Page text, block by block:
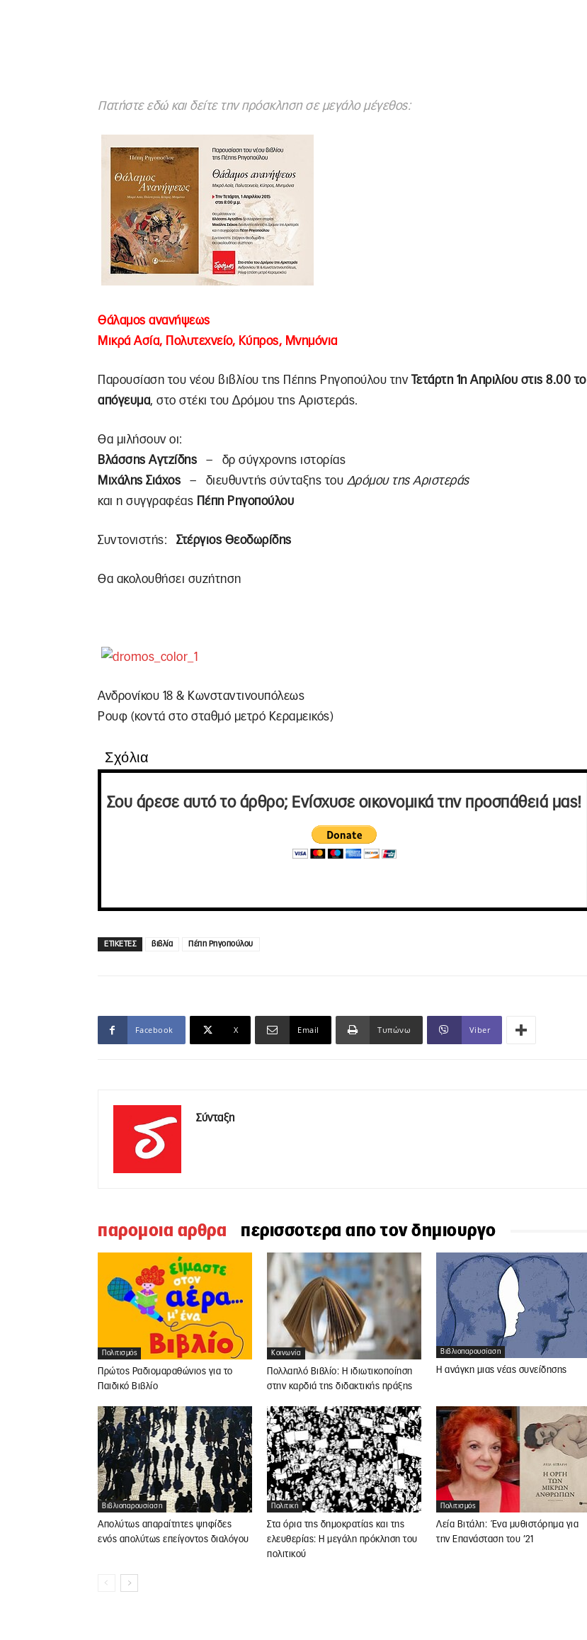
Πατήστε εδώ και δείτε την πρόσκληση σε μεγάλο μέγεθος:
Θάλαμος ανανήψεως
Μικρά Ασία, Πολυτεχνείο, Κύπρος, Μνημόνια
Παρουσίαση του νέου βιβλίου της Πέπης Ρηγοπούλου την Τετάρτη 1η Απριλίου στις 8.00 το
απόγευμα, στο στέκι του Δρόμου της Αριστεράς.
Θα μιλήσουν οι:
Βλάσσης Αγτζίδης – δρ σύγχρονης ιστορίας
Μιχάλης Σιάχος – διευθυντής σύνταξης του Δρόμου της Αριστεράς
και η συγγραφέας Πέπη Ρηγοπούλου
Συντονιστής: Στέργιος Θεοδωρίδης
Θα ακολουθήσει συζήτηση
Ανδρονίκου 18 & Κωνσταντινουπόλεως
Ρουφ (κοντά στο σταθμό μετρό Κεραμεικός)
Σχόλια
Σου άρεσε αυτό το άρθρο; Ενίσχυσε οικονομικά την προσπάθειά μας!
ΕΤΙΚΕΤΕΣ βιβλία Πέπη Ρηγοπούλου
Facebook X Email Τυπώνω Viber
Σύνταξη
παρομοια αρθρα περισσοτερα απο τον δημιουργο
Πολιτισμός
Πρώτος Ραδιομαραθώνιος για το
Παιδικό Βιβλίο
Κοινωνία
Πολλαπλό Βιβλίο: Η ιδιωτικοποίηση
στην καρδιά της διδακτικής πράξης
Βιβλιοπαρουσίαση
Η ανάγκη μιας νέας συνείδησης
Βιβλιοπαρουσίαση
Απολύτως απαραίτητες ψηφίδες
ενός απολύτως επείγοντος διαλόγου
Πολιτική
Στα όρια της δημοκρατίας και της
ελευθερίας: Η μεγάλη πρόκληση του
πολιτικού
Πολιτισμός
Λεία Βιτάλη: Ένα μυθιστόρημα για
την Επανάσταση του ’21